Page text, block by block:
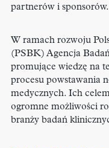
partnerów i sponsorów.
W ramach rozwoju
(PSBK) Agencja
promujące wiedzę na
procesu powstawania
medycznych. Ich
ogromne możliwości
branży badań